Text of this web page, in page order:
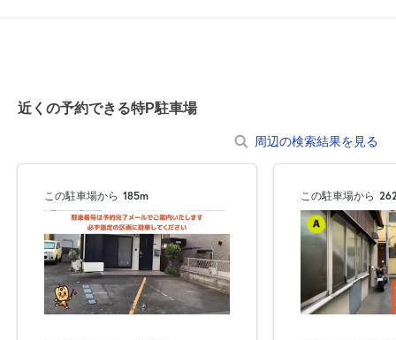
近くの予約できる特P駐車場
周辺の検索結果を見る
この駐車場から 185m この駐車場から